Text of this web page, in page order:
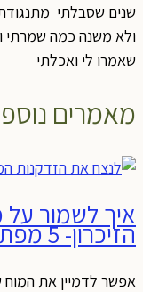
ולא משנה כמה שמרתי
שאמרו לי ואכלתי
מאמרים
איך לשמור על
הזיכרון- 5 מפתחות קריטיים
אפשר לדמיין את המוח